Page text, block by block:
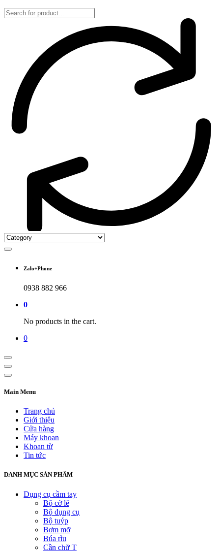
Zalo+Phone
0938 882 966
0
No products in the cart.
0
Main Menu
Trang chủ
Giới thiệu
Cửa hàng
Máy khoan
Khoan từ
Tin tức
DANH MỤC SẢN PHẨM
Dụng cụ cầm tay
Bộ cờ lê
Bộ dụng cụ
Bộ tuýp
Bơm mỡ
Búa rìu
Cần chữ T